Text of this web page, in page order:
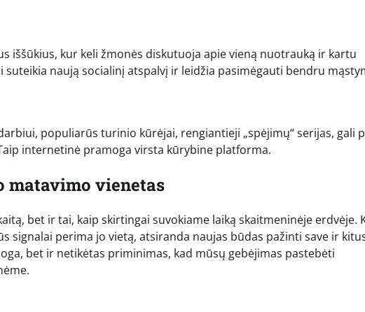
iššūkius, kur keli žmonės diskutuoja apie vieną nuotrauką ir kartu
naują socialinį atspalvį ir leidžia pasimėgauti bendru
populiarūs turinio kūrėjai, rengiantieji „spėjimų“ serijas, gali
internetinė pramoga virsta kūrybine platforma.
matavimo vienetas
bet ir tai, kaip skirtingai suvokiame laiką skaitmeninėje erdvėje.
signalai perima jo vietą, atsiranda naujas būdas pažinti save ir
bet ir netikėtas priminimas, kad mūsų gebėjimas pastebėti